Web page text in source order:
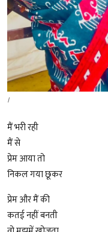
I
मैं भरी रही
मैं से
प्रेम आया तो
निकल गया छूकर
प्रेम और मैं की
कतई नहीं बनती